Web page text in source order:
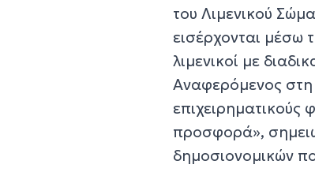
του Λιμενικού
εισέρχονται
λιμενικοί με
Αναφερόμενος στη
επιχειρηματικούς
προσφορά»,
δημοσιονομικών